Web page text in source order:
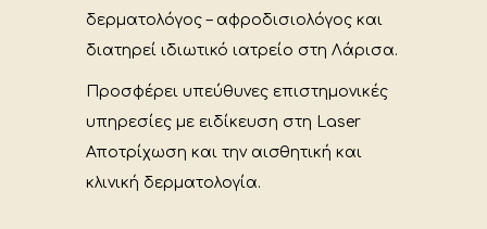
δερματολόγος – αφροδισιολόγος και
διατηρεί ιδιωτικό ιατρείο στη Λάρισα.
Προσφέρει υπεύθυνες επιστημονικές
υπηρεσίες με ειδίκευση στη Laser
Αποτρίχωση και την αισθητική και
κλινική δερματολογία.